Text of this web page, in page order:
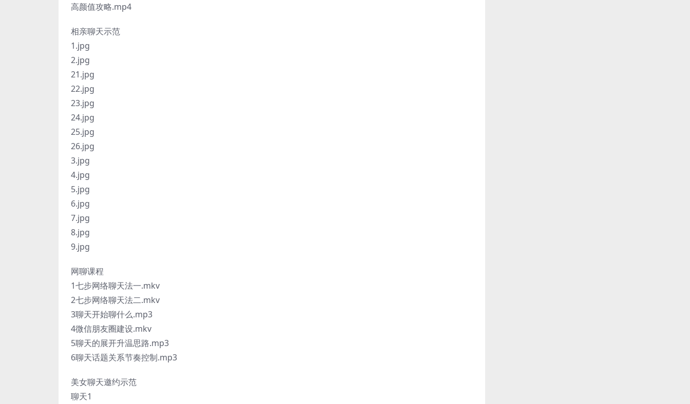
高颜值攻略.mp4
相亲聊天示范
1.jpg
2.jpg
21.jpg
22.jpg
23.jpg
24.jpg
25.jpg
26.jpg
3.jpg
4.jpg
5.jpg
6.jpg
7.jpg
8.jpg
9.jpg
网聊课程
1七步网络聊天法一.mkv
2七步网络聊天法二.mkv
3聊天开始聊什么.mp3
4微信朋友圈建设.mkv
5聊天的展开升温思路.mp3
6聊天话题关系节奏控制.mp3
美女聊天邀约示范
聊天1